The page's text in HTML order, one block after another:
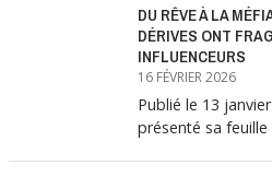
DU RÊVE À LA
DÉRIVES ONT
INFLUENCEURS
16 FÉVRIER 2026
Publié le 13
présenté sa